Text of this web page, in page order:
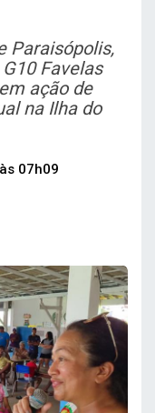
Paraisópolis,
Favelas
ação de
na Ilha do
07h09